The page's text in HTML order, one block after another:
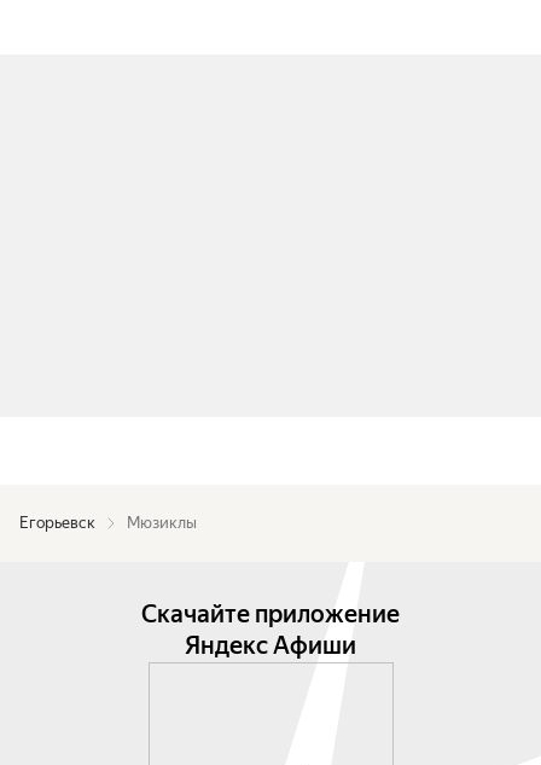
Егорьевск Мюзиклы
Скачайте приложение
Яндекс Афиши